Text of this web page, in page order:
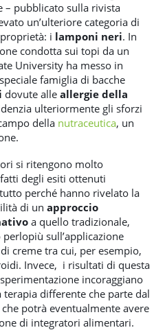
pubblicato sulla rivista
un’ulteriore categoria di
i lamponi neri. In
condotta sui topi da un
University ha messo in
famiglia di bacche
dovute alle allergie della
ulteriormente gli sforzi
della nutraceutica, un
si ritengono molto
degli esiti ottenuti
perché hanno rivelato la
di un approccio
a quello tradizionale,
perlopiù sull’applicazione
creme tra cui, per esempio,
Invece, i risultati di questa
incoraggiano
terapia differente che parte dal
potrà eventualmente avere
di integratori alimentari.